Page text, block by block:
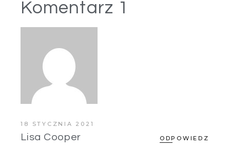
Komentarz 1
18 STYCZNIA 2021
Lisa Cooper ODPOWIEDZ